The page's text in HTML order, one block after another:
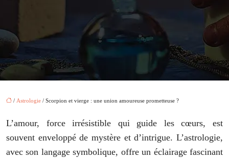
/ Astrologie / Scorpion et vierge : une union amoureuse prometteuse ?
L’amour, force irrésistible qui guide les cœurs, est
souvent enveloppé de mystère et d’intrigue. L’astrologie,
avec son langage symbolique, offre un éclairage fascinant